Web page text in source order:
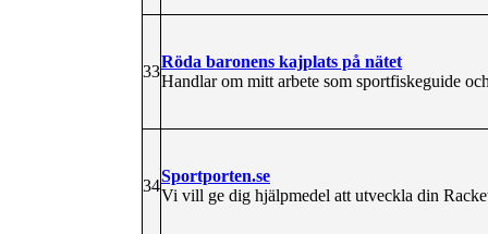
33
Röda baronens kajplats på nätet
Handlar om mitt arbete som sportfiskeguide
34
Sportporten.se
Vi vill ge dig hjälpmedel att utveckla din